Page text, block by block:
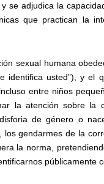
se adjudica la
que practican la
sexual humana
identifica usted”), y el
entre niños
la atención sobre la
de género o
gendarmes de la
la norma,
públicamente